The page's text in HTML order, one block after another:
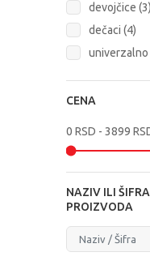
devojčice (3)
dečaci (4)
univerzalno
CENA
NAZIV ILI ŠIFRA
PROIZVODA